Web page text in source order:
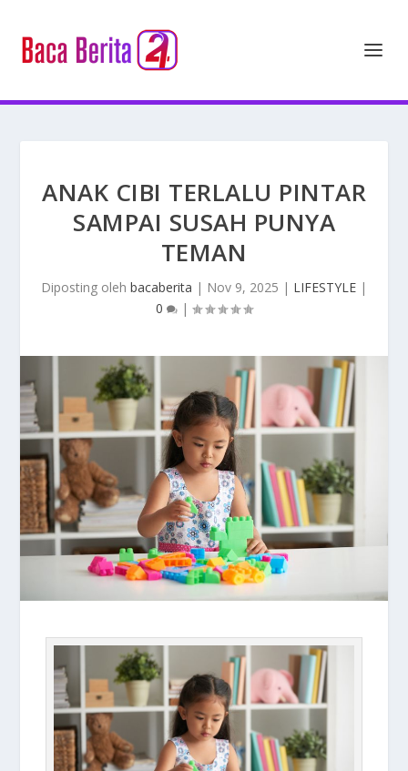
ANAK CIBI TERLALU PINTAR
SAMPAI SUSAH PUNYA
TEMAN
Diposting oleh bacaberita | Nov 9, 2025 | LIFESTYLE |
0
|